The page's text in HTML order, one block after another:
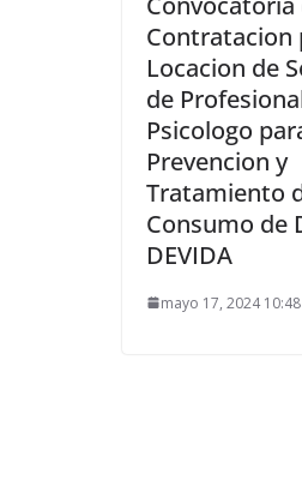
Contratacion
Locacion de
de
Psicologo
Prevencion y
Tratamiento
Consumo de
DEVIDA
mayo 17, 2024